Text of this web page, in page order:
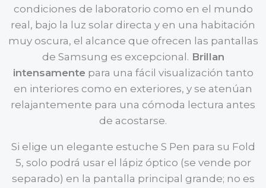
condiciones de laboratorio como en el mundo
real, bajo la luz solar directa y en una habitación
muy oscura, el alcance que ofrecen las pantallas
de Samsung es excepcional. Brillan
intensamente para una fácil visualización tanto
en interiores como en exteriores, y se atenúan
relajantemente para una cómoda lectura antes
de acostarse.
Si elige un elegante estuche S Pen para su Fold
5, solo podrá usar el lápiz óptico (se vende por
separado) en la pantalla principal grande; no es